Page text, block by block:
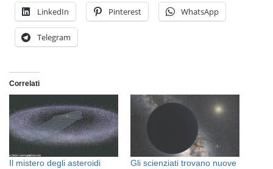
LinkedIn Pinterest WhatsApp
Telegram
Correlati
Il mistero degli asteroidi
Gli scienziati trovano nuove